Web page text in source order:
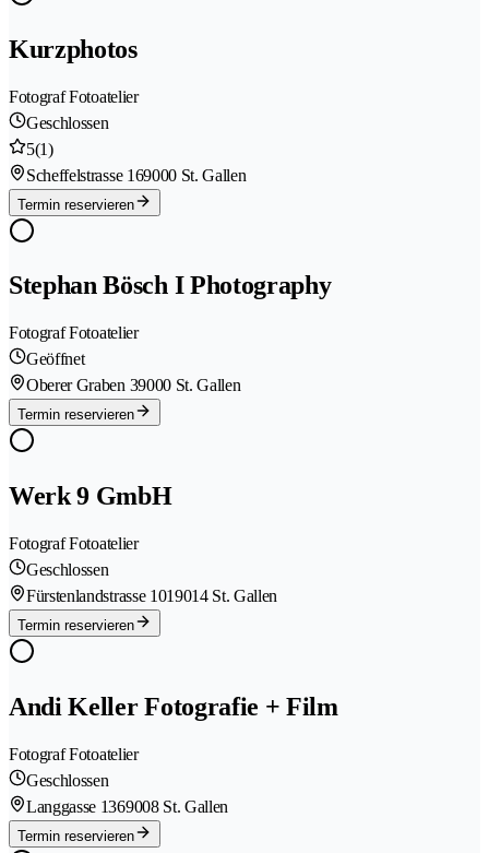
Kurzphotos
Fotograf Fotoatelier
Geschlossen
5(1)
Scheffelstrasse 169000 St. Gallen
Termin reservieren
Stephan Bösch I Photography
Fotograf Fotoatelier
Geöffnet
Oberer Graben 39000 St. Gallen
Termin reservieren
Werk 9 GmbH
Fotograf Fotoatelier
Geschlossen
Fürstenlandstrasse 1019014 St. Gallen
Termin reservieren
Andi Keller Fotografie + Film
Fotograf Fotoatelier
Geschlossen
Langgasse 1369008 St. Gallen
Termin reservieren